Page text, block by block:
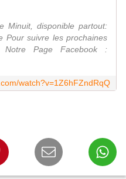
Minuit, disponible partout:
Pour suivre les prochaines
Notre Page Facebook :
watch?v=1Z6hFZndRqQ